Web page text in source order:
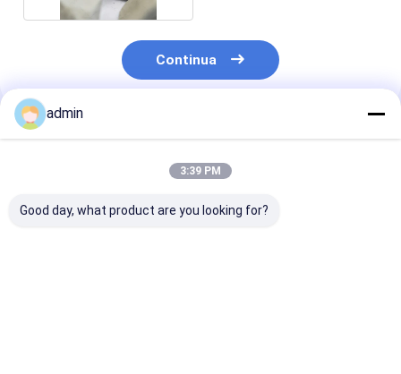
Continua
Prodotti Raccomandati
admin
3:39 PM
Good day, what product are you looking for?